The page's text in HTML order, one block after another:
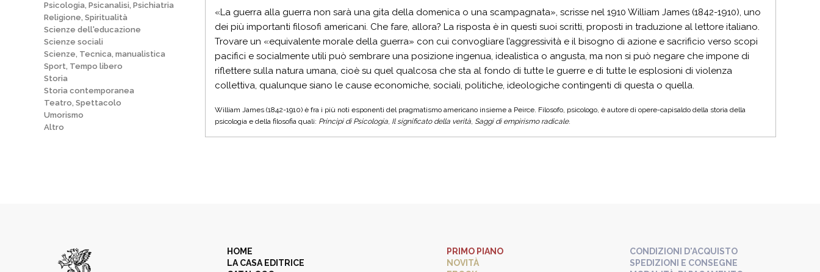
Psicologia, Psicanalisi, Psichiatria
Religione, Spiritualità
Scienze dell'educazione
Scienze sociali
Scienze, Tecnica, manualistica
Sport, Tempo libero
Storia
Storia contemporanea
Teatro, Spettacolo
Umorismo
Altro
«La guerra alla guerra non sarà una gita della domenica o una scampagnata», scrisse nel 1910 William James (1842-1910), uno
dei più importanti filosofi americani. Che fare, allora? La risposta è in questi suoi scritti, proposti in traduzione al lettore italiano.
Trovare un «equivalente morale della guerra» con cui convogliare l’aggressività e il bisogno di azione e sacrificio verso scopi
pacifici e socialmente utili può sembrare una posizione ingenua, idealistica o angusta, ma non si può negare che impone di
riflettere sulla natura umana, cioè su quel qualcosa che sta al fondo di tutte le guerre e di tutte le esplosioni di violenza
collettiva, qualunque siano le cause economiche, sociali, politiche, ideologiche contingenti di questa o quella.
William James (1842-1910) è fra i più noti esponenti del pragmatismo americano insieme a Peirce. Filosofo, psicologo, è autore di opere-capisaldo della storia della
psicologia e della filosofia quali: Principi di Psicologia Il significato della verità Saggi di empirismo radicale.
HOME
LA CASA EDITRICE
PRIMO PIANO
NOVITÀ
CONDIZIONI D'ACQUISTO
SPEDIZIONI E CONSEGNE